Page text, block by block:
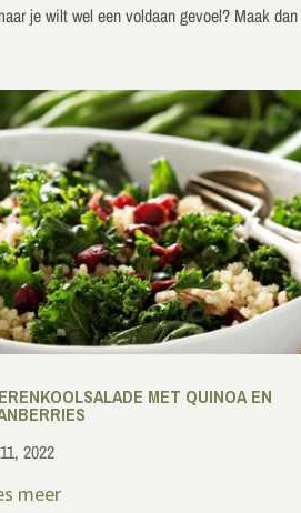
je wilt wel een voldaan gevoel? Maak
MET QUINOA EN
2022
meer